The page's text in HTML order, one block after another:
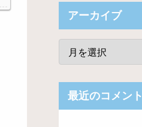
アーカイブ
最近のコメント